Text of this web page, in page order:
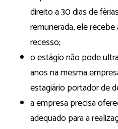
direito a 30 dias de
remunerada, ele
recesso;
o estágio não pode
anos na mesma
estagiário portador de
a empresa precisa
adequado para a